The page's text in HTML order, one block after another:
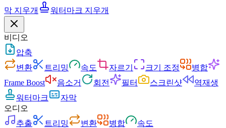
막 지우개
워터마크 지우개
비디오
압축
변환
트리밍 속도 자르기 크기 조정
병합
Frame Boost
음소거 회전 필터 스크린샷
역재생
워터마크
자막
오디오
추출
트리밍 변환 병합
속도